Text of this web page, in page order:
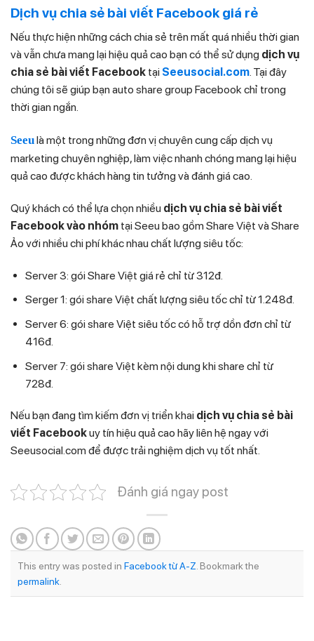
Dịch vụ chia sẻ bài viết Facebook giá rẻ
Nếu thực hiện những cách chia sẻ trên mất quá nhiều thời gian
và vẫn chưa mang lại hiệu quả cao bạn có thể sử dụng dịch vụ
chia sẻ bài viết Facebook tại Seeusocial.com. Tại đây
chúng tôi sẽ giúp bạn auto share group Facebook chỉ trong
thời gian ngắn.
Seeulà một trong những đơn vị chuyên cung cấp dịch vụ
marketing chuyên nghiệp, làm việc nhanh chóng mang lại hiệu
quả cao được khách hàng tin tưởng và đánh giá cao.
Quý khách có thể lựa chọn nhiều dịch vụ chia sẻ bài viết
Facebook vào nhóm tại Seeu bao gồm Share Việt và Share
Ảo với nhiều chi phí khác nhau chất lượng siêu tốc:
Server 3: gói Share Việt giá rẻ chỉ từ 312đ.
Serger 1: gói share Việt chất lượng siêu tốc chỉ từ 1.248đ.
Server 6: gói share Việt siêu tốc có hỗ trợ dồn đơn chỉ từ
416đ.
Server 7: gói share Việt kèm nội dung khi share chỉ từ
728đ.
Nếu bạn đang tìm kiếm đơn vị triển khai dịch vụ chia sẻ bài
viết Facebookuy tín hiệu quả cao hãy liên hệ ngay với
Seeusocial.com để được trải nghiệm dịch vụ tốt nhất.
Đánh giá ngay post
This entry was posted in Facebook từ A-Z. Bookmark the
permalink.